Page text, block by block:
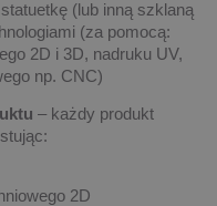
(lub inną szklaną
(za pomocą:
2D i 3D, nadruku UV,
np. CNC)
– każdy produkt
2D